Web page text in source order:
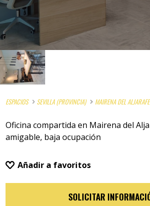
ESPACIOS SEVILLA (PROVINCIA) MAIRENA DEL ALJARAFE
Oficina compartida en Mairena del
amigable, baja ocupación
Añadir a favoritos
SOLICITAR